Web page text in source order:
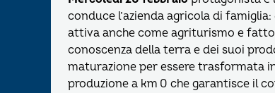
conduce l’azienda agricola di
attiva anche come agriturismo e
conoscenza della terra e dei suoi
maturazione per essere trasformata
produzione a km 0 che garantisce il